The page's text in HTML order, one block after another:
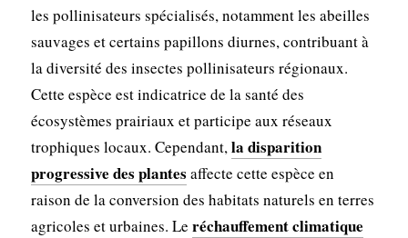
les pollinisateurs spécialisés, notamment les abeilles
sauvages et certains papillons diurnes, contribuant à
la diversité des insectes pollinisateurs régionaux.
Cette espèce est indicatrice de la santé des
écosystèmes prairiaux et participe aux réseaux
trophiques locaux. Cependant,la disparition
progressive des plantes affecte cette espèce en
raison de la conversion des habitats naturels en terres
agricoles et urbaines. Le réchauffement climatique